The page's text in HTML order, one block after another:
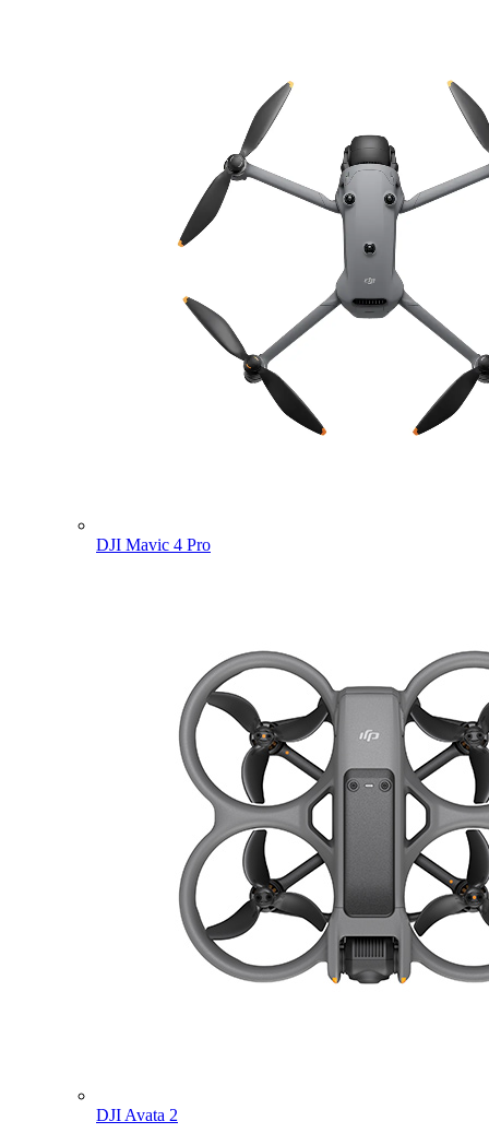
DJI Mavic 4 Pro
DJI Avata 2